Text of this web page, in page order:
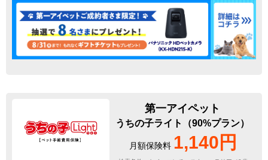
第一アイペット
うちの子ライト（90%プラン）
月額保険料 1,140円